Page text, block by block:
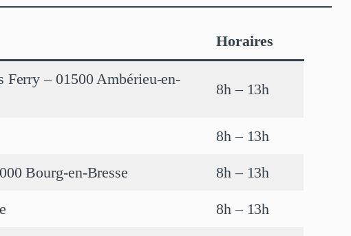
Horaires
Ferry – 01500 Ambérieu-en-
8h – 13h
8h – 13h
Bourg-en-Bresse 8h – 13h
8h – 13h